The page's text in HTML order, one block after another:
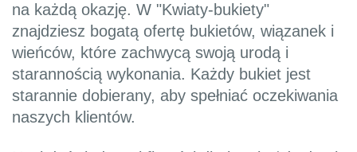
na każdą okazję. W "Kwiaty-bukiety"
znajdziesz bogatą ofertę bukietów, wiązanek i
wieńców, które zachwycą swoją urodą i
starannością wykonania. Każdy bukiet jest
starannie dobierany, aby spełniać oczekiwania
naszych klientów.